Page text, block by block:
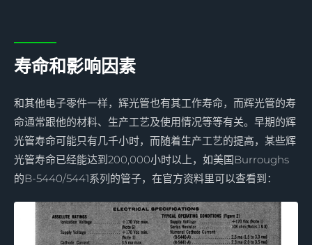
寿命和影响因素
和其他电子零件一样，辉光管也有其工作寿命，而辉光管的寿
命通常跟他的材料、生产工艺及使用情况等等有关。早期的辉
光管寿命可能只有几千小时，而随着生产工艺的提高，某些辉
光管寿命已经能达到200,000小时以上，如美国Burroughs
的B-5440/5441系列的管子，在官方资料里可以查看到：